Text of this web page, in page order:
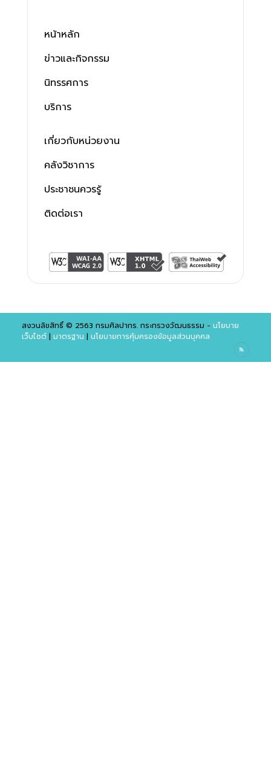
หน้าหลัก
ข่าวและกิจกรรม
นิทรรศการ
บริการ
เกี่ยวกับหน่วยงาน
คลังวิชาการ
ประชาชนควรรู้
ติดต่อเรา
สงวนลิขสิทธิ์ © 2563 กรมศิลปากร. กระทรวงวัฒนธรรม - นโยบาย
เว็บไซต์| มาตรฐาน | นโยบายการคุ้มครองข้อมูลส่วนบุคคล